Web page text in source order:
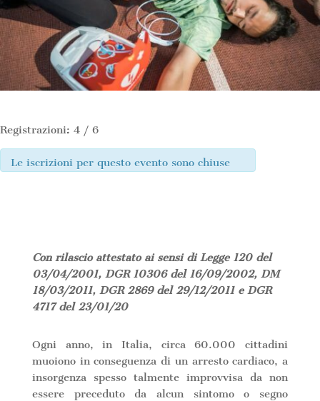
Registrazioni: 4 / 6
Le iscrizioni per questo evento sono chiuse
Con rilascio attestato ai sensi di Legge 120 del
03/04/2001, DGR 10306 del 16/09/2002, DM
18/03/2011, DGR 2869 del 29/12/2011 e DGR
4717 del 23/01/20
Ogni anno, in Italia, circa 60.000 cittadini
muoiono in conseguenza di un arresto cardiaco, a
insorgenza spesso talmente improvvisa da non
essere preceduto da alcun sintomo o segno